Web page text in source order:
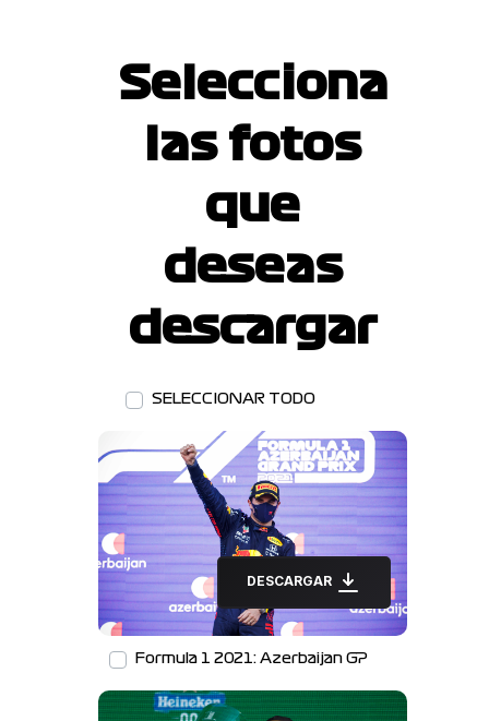
Selecciona
las fotos
que
deseas
descargar
SELECCIONAR TODO
DESCARGAR
Formula 1 2021: Azerbaijan GP